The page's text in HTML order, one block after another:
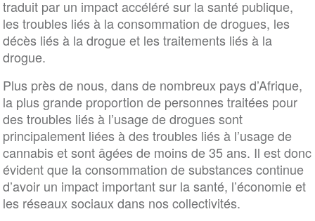
traduit par un impact accéléré sur la santé publique,
les troubles liés à la consommation de drogues, les
décès liés à la drogue et les traitements liés à la
drogue.
Plus près de nous, dans de nombreux pays d’Afrique,
la plus grande proportion de personnes traitées pour
des troubles liés à l’usage de drogues sont
principalement liées à des troubles liés à l’usage de
cannabis et sont âgées de moins de 35 ans. Il est donc
évident que la consommation de substances continue
d’avoir un impact important sur la santé, l’économie et
les réseaux sociaux dans nos collectivités.